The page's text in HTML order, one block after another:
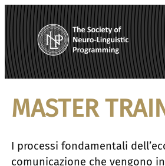
Vai
al
contenuto
MASTER
I processi fondamentali
comunicazione che vengono